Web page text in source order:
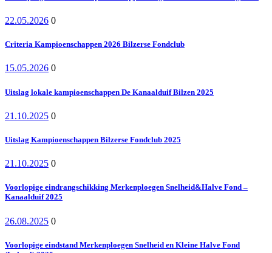
22.05.2026 0
Criteria Kampioenschappen 2026 Bilzerse Fondclub
15.05.2026 0
Uitslag lokale kampioenschappen De Kanaalduif Bilzen 2025
21.10.2025 0
Uitslag Kampioenschappen Bilzerse Fondclub 2025
21.10.2025 0
Voorlopige eindrangschikking Merkenploegen Snelheid&Halve Fond –
Kanaalduif 2025
26.08.2025 0
Voorlopige eindstand Merkenploegen Snelheid en Kleine Halve Fond